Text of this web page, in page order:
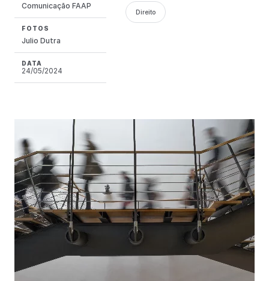
Comunicação FAAP
FOTOS
Julio Dutra
DATA
24/05/2024
Direito